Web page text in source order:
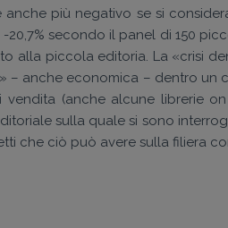
più negativo se si
-20,7% secondo il panel di 150
alla piccola editoria. La «crisi
– anche economica – dentro
(anche alcune librerie
sulla quale si sono
che ciò può avere sulla filiera